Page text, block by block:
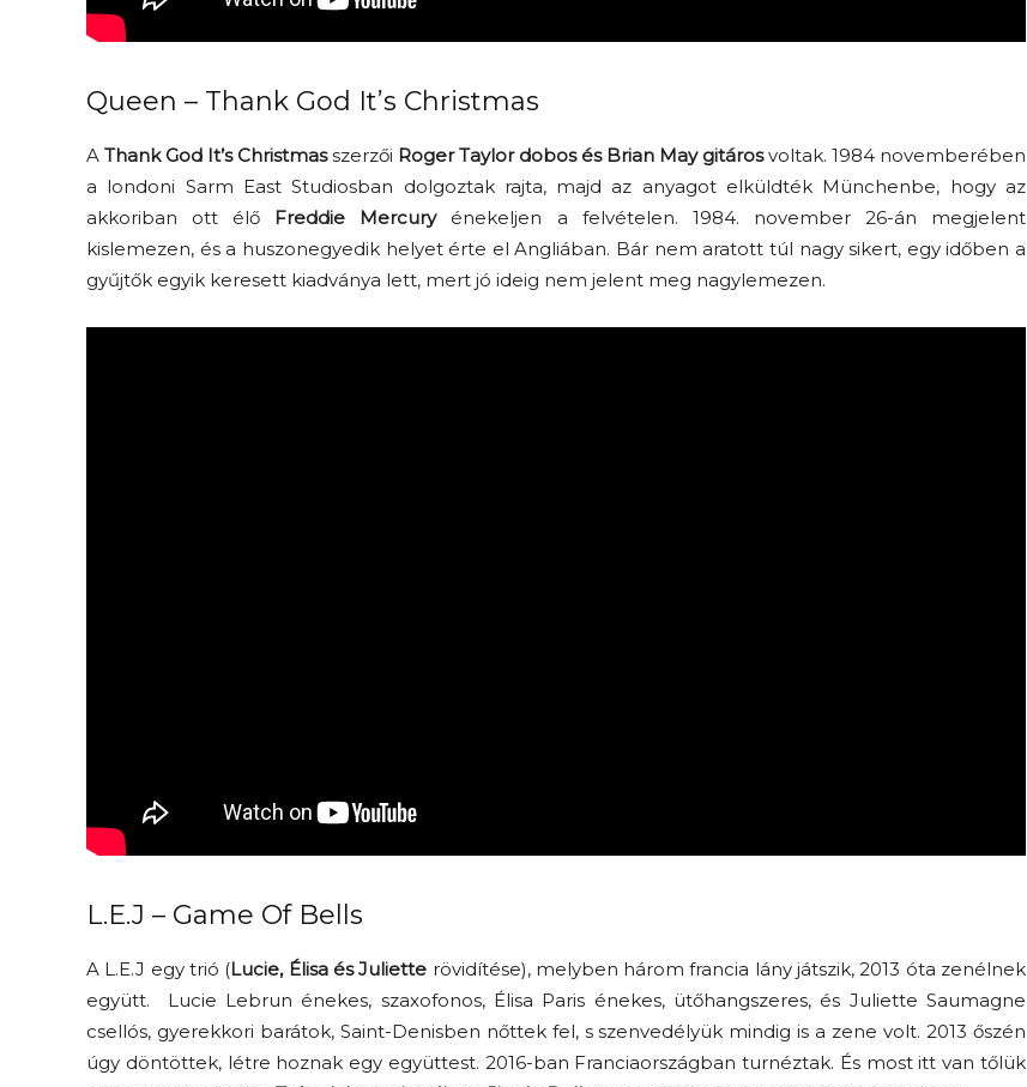
Queen – Thank God It’s Christmas
A Thank God It’s Christmasszerzői Roger Taylor dobos és Brian May gitárosvoltak. 1984 novemberében
a londoni Sarm East Studiosban dolgoztak rajta, majd az anyagot elküldték Münchenbe, hogy az
akkoriban ott élő Freddie Mercuryénekeljen a felvételen. 1984. november 26-án megjelent
kislemezen, és a huszonegyedik helyet érte el Angliában. Bár nem aratott túl nagy sikert, egy időben a
gyűjtők egyik keresett kiadványa lett, mert jó ideig nem jelent meg nagylemezen.
L.E.J – Game Of Bells
A L.E.J egy trió (Lucie, Élisa és Juliette rövidítése), melyben három francia lány játszik, 2013 óta zenélnek
együtt. Lucie Lebrun énekes, szaxofonos, Élisa Paris énekes, ütőhangszeres, és Juliette Saumagne
csellós, gyerekkori barátok, Saint-Denisben nőttek fel, s szenvedélyük mindig is a zene volt. 2013 őszén
úgy döntöttek, létre hoznak egy együttest. 2016-ban Franciaországban turnéztak. És most itt van tőlük